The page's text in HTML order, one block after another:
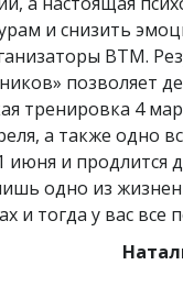
и снизить
ВТМ.
позволяет
тренировка 4
а также одно
июня и продлится
одно из
и тогда у вас все